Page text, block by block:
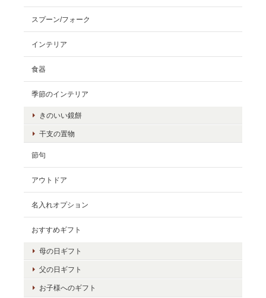
スプーン/フォーク
インテリア
食器
季節のインテリア
きのいい鏡餅
干支の置物
節句
アウトドア
名入れオプション
おすすめギフト
母の日ギフト
父の日ギフト
お子様へのギフト